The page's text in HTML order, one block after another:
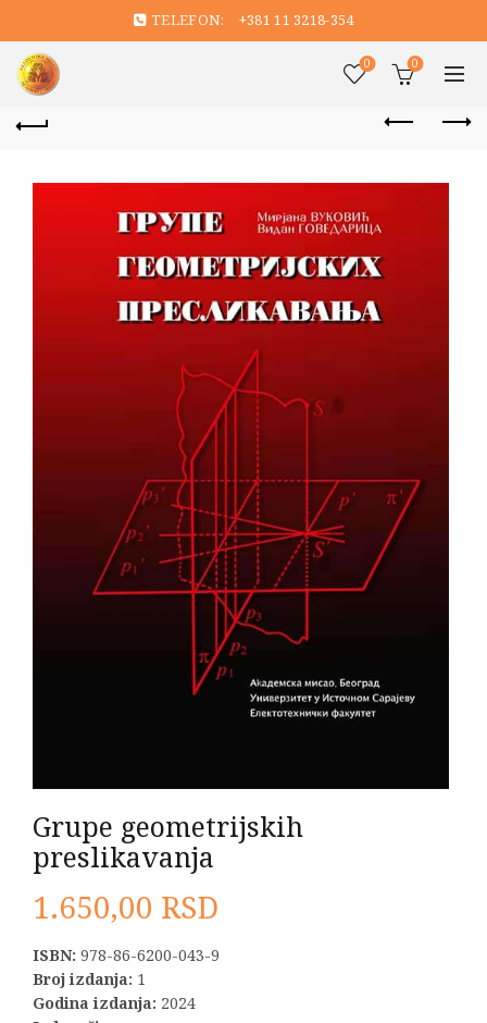
TELEFON: +381 11 3218-354
0 0
Grupe geometrijskih
preslikavanja
1.650,00 RSD
ISBN: 978-86-6200-043-9
Broj izdanja: 1
Godina izdanja: 2024